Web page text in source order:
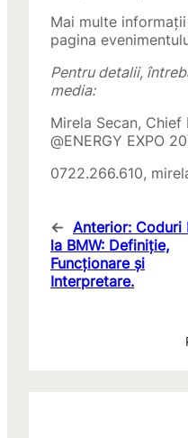
Mai multe
pagina
Pentru detalii,
media:
Mirela Secan,
@ENERGY EXPO
0722.266.610,
← Anterior: Coduri
la BMW: Definiție,
Funcționare și
Interpretare.